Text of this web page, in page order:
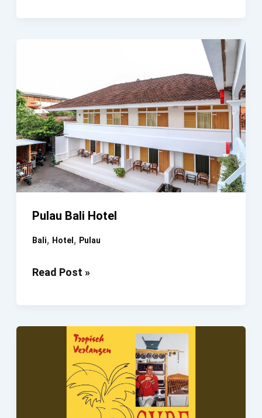
Pulau Bali Hotel
Bali, Hotel , Pulau
Pulau
Read Post »